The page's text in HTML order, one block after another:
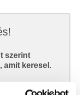
szerint
amit keresel.